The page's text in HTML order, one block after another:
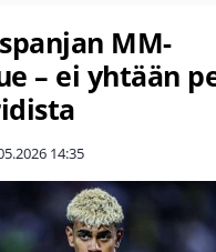
MM-
– ei yhtään
14:35